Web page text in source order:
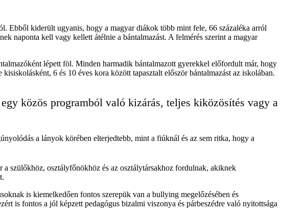
Ebből kiderült ugyanis, hogy a magyar diákok több mint fele, 66 százaléka arról
naponta kell vagy kellett átélnie a bántalmazást. A felmérés szerint a magyar
lépett föl. Minden harmadik bántalmazott gyerekkel előfordult már, hogy
6 és 10 éves kora között tapasztalt először bántalmazást az iskolában.
közös programból való kizárás, teljes kiközösítés vagy a
a lányok körében elterjedtebb, mint a fiúknál és az sem ritka, hogy a
a szülőkhöz, osztályfőnökhöz és az osztálytársakhoz fordulnak, akiknek
is kiemelkedően fontos szerepük van a bullying megelőzésében és
is fontos a jól képzett pedagógus bizalmi viszonya és párbeszédre való nyitottsága